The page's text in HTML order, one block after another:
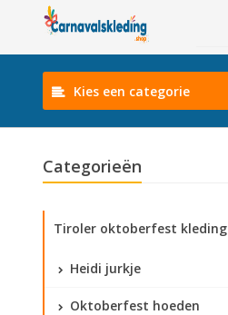
Kies een categorie
Categorieën
Tiroler oktoberfest kleding
Heidi jurkje
Oktoberfest hoeden